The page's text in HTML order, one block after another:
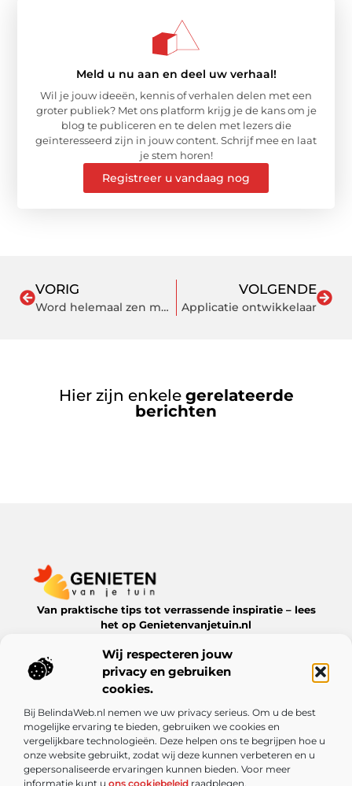
Wij respecteren jouw
privacy en gebruiken
cookies.
Bij BelindaWeb.nl nemen we uw privacy serieus. Om u de best
mogelijke ervaring te bieden, gebruiken we cookies en
vergelijkbare technologieën. Deze helpen ons te begrijpen hoe u
onze website gebruikt, zodat wij deze kunnen verbeteren en u
gepersonaliseerde ervaringen kunnen bieden. Voor meer
informatie kunt u ons cookiebeleid raadplegen.
Meld u nu aan en deel uw verhaal!
Wil je jouw ideeën, kennis of verhalen delen met een
groter publiek? Met ons platform krijg je de kans om je
blog te publiceren en te delen met lezers die
geïnteresseerd zijn in jouw content. Schrijf mee en laat
je stem horen!
Registreer u vandaag nog
VORIG
Word helemaal zen met meditatie in Rotterdam
VOLGENDE
Applicatie ontwikkelaar
Hier zijn enkele gerelateerde
berichten
Van praktische tips tot verrassende inspiratie – lees
het op Genietenvanjetuin.nl
leefomgeving te bieden heeft.
Bericht categorie
Onze informatie